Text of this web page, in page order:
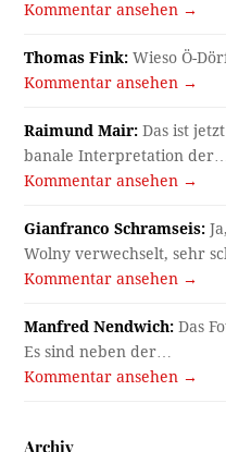
Kommentar ansehen →
Thomas Fink: Wieso Ö-
Kommentar ansehen →
Raimund Mair: Das ist
banale Interpretation der…
Kommentar ansehen →
Gianfranco Schramseis:
Wolny verwechselt, sehr
Kommentar ansehen →
Manfred Nendwich: Das
Es sind neben der…
Kommentar ansehen →
Archiv